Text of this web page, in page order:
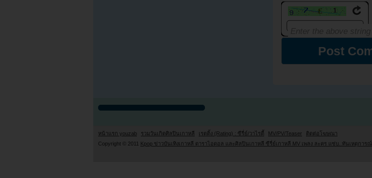
หน้าแรก youzab รวมวันเกิดศิลปินเกาหลี เรตติ้ง (Rating) : ซีรี่ย์/วาไรตี้ MV/PV/Teaser ติดต่อโฆษณา
Copyright © 2011
Kpop ข่าวบันเทิงเกาหลี ดาราไอดอล และศิลปินเกาหลี ซีรี่ย์เกาหลี MV เพลง ละคร แซ่บ..ทันเหตุการณ์